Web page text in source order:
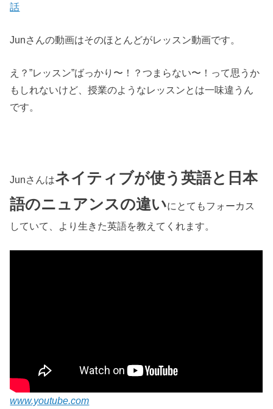
話
Junさんの動画はそのほとんどがレッスン動画です。
え？”レッスン”ばっかり〜！？つまらない〜！って思うか
もしれないけど、授業のようなレッスンとは一味違うん
です。
Junさんはネイティブが使う英語と日本
語のニュアンスの違いにとてもフォーカス
していて、より生きた英語を教えてくれます。
www.youtube.com